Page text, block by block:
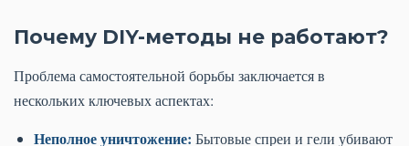
Почему DIY-методы не работают?
Проблема самостоятельной борьбы заключается в
нескольких ключевых аспектах:
Неполное уничтожение: Бытовые спреи и гели убивают